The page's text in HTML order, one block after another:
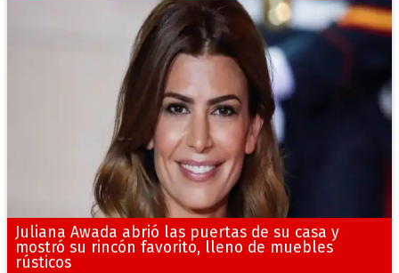
Juliana Awada abrió las puertas de su casa y
mostró su rincón favorito, lleno de muebles
rústicos